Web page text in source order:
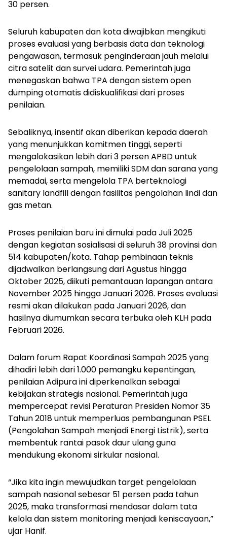
30 persen.
Seluruh kabupaten dan kota diwajibkan mengikuti
proses evaluasi yang berbasis data dan teknologi
pengawasan, termasuk penginderaan jauh melalui
citra satelit dan survei udara. Pemerintah juga
menegaskan bahwa TPA dengan sistem open
dumping otomatis didiskualifikasi dari proses
penilaian.
Sebaliknya, insentif akan diberikan kepada daerah
yang menunjukkan komitmen tinggi, seperti
mengalokasikan lebih dari 3 persen APBD untuk
pengelolaan sampah, memiliki SDM dan sarana yang
memadai, serta mengelola TPA berteknologi
sanitary landfill dengan fasilitas pengolahan lindi dan
gas metan.
Proses penilaian baru ini dimulai pada Juli 2025
dengan kegiatan sosialisasi di seluruh 38 provinsi dan
514 kabupaten/kota. Tahap pembinaan teknis
dijadwalkan berlangsung dari Agustus hingga
Oktober 2025, diikuti pemantauan lapangan antara
November 2025 hingga Januari 2026. Proses evaluasi
resmi akan dilakukan pada Januari 2026, dan
hasilnya diumumkan secara terbuka oleh KLH pada
Februari 2026.
Dalam forum Rapat Koordinasi Sampah 2025 yang
dihadiri lebih dari 1.000 pemangku kepentingan,
penilaian Adipura ini diperkenalkan sebagai
kebijakan strategis nasional. Pemerintah juga
mempercepat revisi Peraturan Presiden Nomor 35
Tahun 2018 untuk memperluas pembangunan PSEL
(Pengolahan Sampah menjadi Energi Listrik), serta
membentuk rantai pasok daur ulang guna
mendukung ekonomi sirkular nasional.
“Jika kita ingin mewujudkan target pengelolaan
sampah nasional sebesar 51 persen pada tahun
2025, maka transformasi mendasar dalam tata
kelola dan sistem monitoring menjadi keniscayaan,”
ujar Hanif.